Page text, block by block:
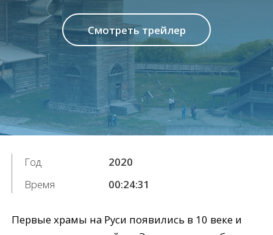
Смотреть трейлер
Год
2020
Время
00:24:31
Первые храмы на Руси появились в 10 веке и